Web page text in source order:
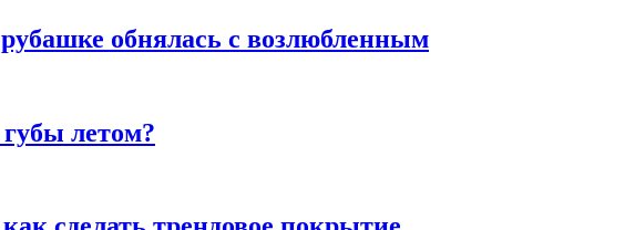
обнялась с возлюбленным
летом?